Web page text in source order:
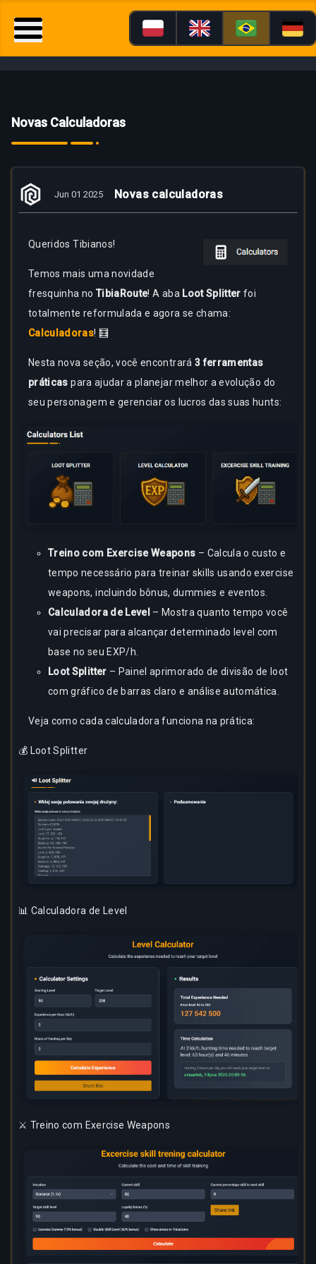
Novas Calculadoras
Jun 01 2025 Novas calculadoras
QueridosTibianos!
Temos mais uma novidade
fresquinha no TibiaRoute! A aba Loot Splitter foi
totalmente reformulada e agora se chama:
Calculadoras! 🧮
Nesta nova seção, você encontrará 3 ferramentas
práticas para ajudar a planejar melhor a evolução do
seu personagem e gerenciar os lucros das suas hunts:
Treino com Exercise Weapons – Calcula o custo e
tempo necessário para treinar skills usando exercise
weapons, incluindo bônus, dummies e eventos.
Calculadora de Level – Mostra quanto tempo você
vai precisar para alcançar determinado level com
base no seu EXP/h.
Loot Splitter – Painel aprimorado de divisão de loot
com gráfico de barras claro e análise automática.
Veja como cada calculadora funciona na prática:
💰 Loot Splitter
📊 Calculadora de Level
⚔️ Treino com Exercise Weapons